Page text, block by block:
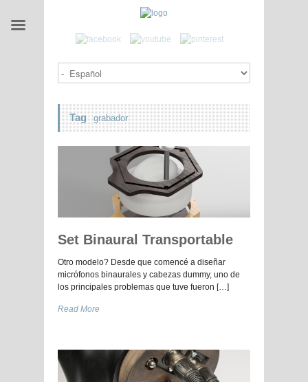
Tag grabador
Set Binaural Transportable
Otro modelo? Desde que comencé a diseñar
micrófonos binaurales y cabezas dummy, uno de
los principales problemas que tuve fueron […]
Read More